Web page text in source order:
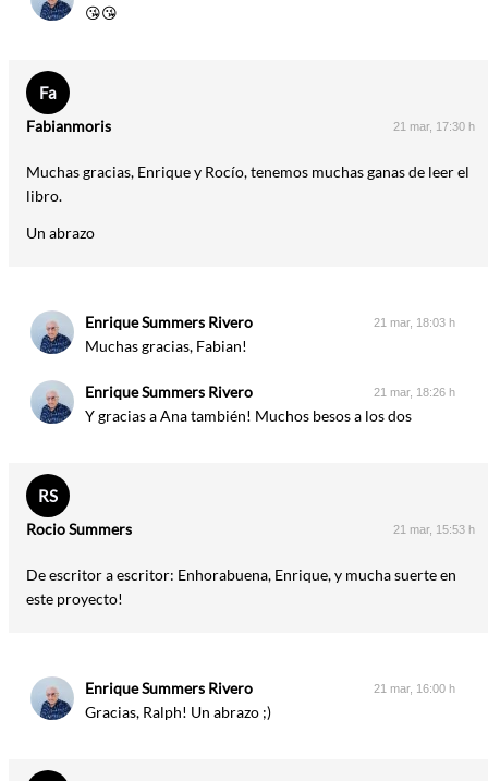
😘😘
Fa
Fabianmoris 21 mar, 17:30 h
Muchas gracias, Enrique y Rocío, tenemos muchas ganas de leer el
libro.
Un abrazo
Enrique Summers Rivero 21 mar, 18:03 h
Muchas gracias, Fabian!
Enrique Summers Rivero 21 mar, 18:26 h
Y gracias a Ana también! Muchos besos a los dos
RS
Rocio Summers 21 mar, 15:53 h
De escritor a escritor: Enhorabuena, Enrique, y mucha suerte en
este proyecto!
Enrique Summers Rivero 21 mar, 16:00 h
Gracias, Ralph! Un abrazo ;)